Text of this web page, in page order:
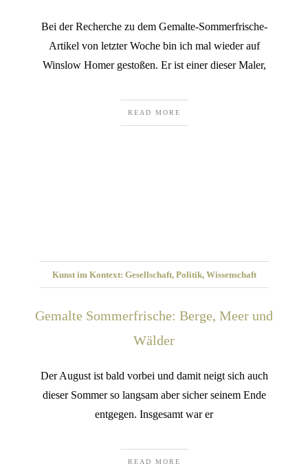
Bei der Recherche zu dem Gemalte-Sommerfrische-
Artikel von letzter Woche bin ich mal wieder auf
Winslow Homer gestoßen. Er ist einer dieser Maler,
READ MORE
Kunst im Kontext: Gesellschaft, Politik, Wissenschaft
Gemalte Sommerfrische: Berge, Meer und
Wälder
Der August ist bald vorbei und damit neigt sich auch
dieser Sommer so langsam aber sicher seinem Ende
entgegen. Insgesamt war er
READ MORE